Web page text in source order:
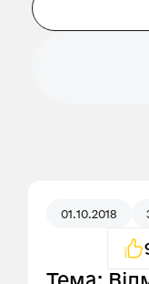
01.10.2018
Тема: